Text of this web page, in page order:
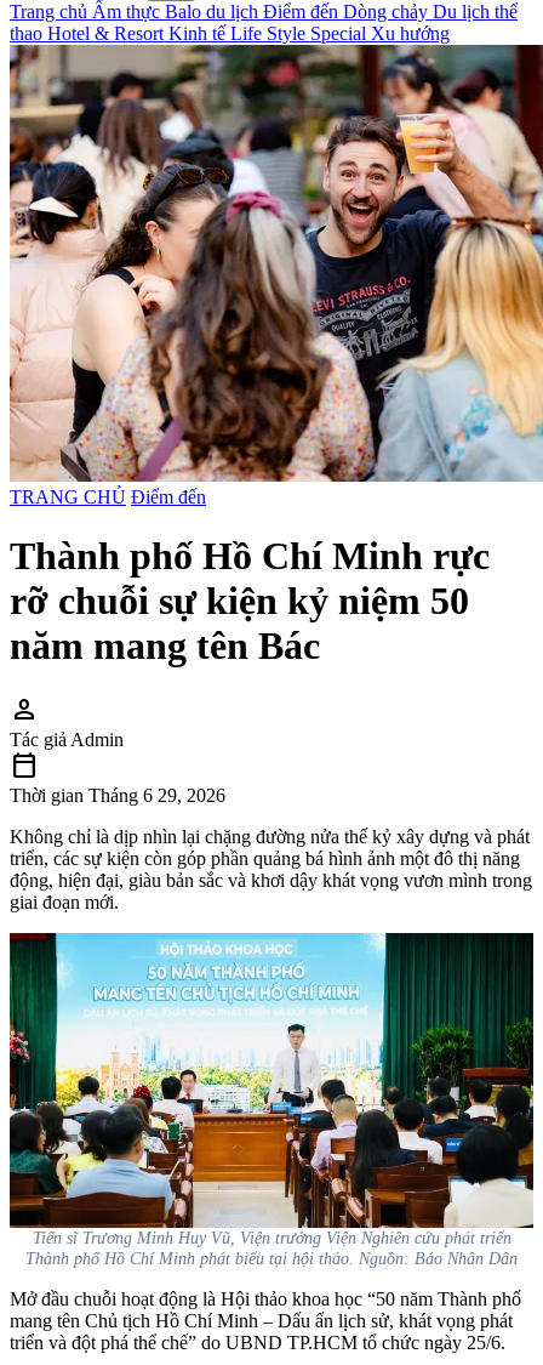
Trang chủ Ẩm thực Balo du lịch Điểm đến Dòng chảy Du lịch thể
thao Hotel & Resort Kinh tế Life Style Special Xu hướng
TRANG CHỦ Điểm đến
Thành phố Hồ Chí Minh rực
rỡ chuỗi sự kiện kỷ niệm 50
năm mang tên Bác
person
Tác giả Admin
calendar_today
Thời gian Tháng 6 29, 2026
Không chỉ là dịp nhìn lại chặng đường nửa thế kỷ xây dựng và phát
triển, các sự kiện còn góp phần quảng bá hình ảnh một đô thị năng
động, hiện đại, giàu bản sắc và khơi dậy khát vọng vươn mình trong
giai đoạn mới.
Tiến sĩ Trương Minh Huy Vũ, Viện trưởng Viện Nghiên cứu phát triển
Thành phố Hồ Chí Minh phát biểu tại hội thảo. Nguồn: Báo Nhân Dân
Mở đầu chuỗi hoạt động là Hội thảo khoa học “50 năm Thành phố
mang tên Chủ tịch Hồ Chí Minh – Dấu ấn lịch sử, khát vọng phát
triển và đột phá thể chế” do UBND TP.HCM tổ chức ngày 25/6.